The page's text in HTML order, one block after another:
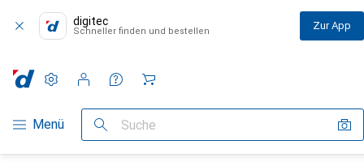
digitec
Schneller finden und bestellen Zur App
Navigation nach Kategorien
Menü Suche
Einstellungen
Kundenkonto
Vergleichslisten
Merklisten
Warenkorb